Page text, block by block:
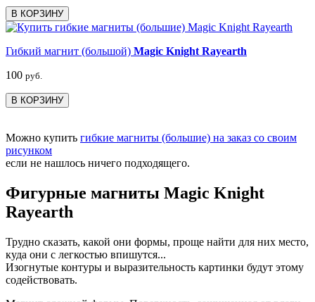
В КОРЗИНУ
Гибкий магнит (большой) Magic Knight Rayearth
100 руб.
В КОРЗИНУ
Можно купить гибкие магниты (большие) на заказ со своим
рисунком
если не нашлось ничего подходящего.
Фигурные магниты Magic Knight
Rayearth
Трудно сказать, какой они формы, проще найти для них место,
куда они с легкостью впишутся...
Изогнутые контуры и выразительность картинки будут этому
содействовать.